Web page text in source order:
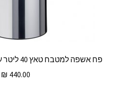
פח אשפה למטבח טאץ 40 ליטר עגול מוברש MELICONI
₪ 440.00